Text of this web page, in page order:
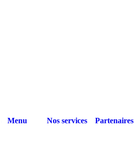
Menu Nos services Partenaires